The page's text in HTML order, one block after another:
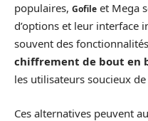
populaires, Gofile et Mega
d’options et leur interface
souvent des
chiffrement de bout en
les utilisateurs soucieux
Ces alternatives peuvent